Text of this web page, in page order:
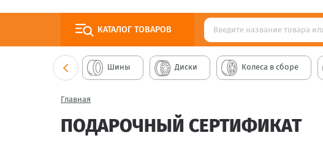
КАТАЛОГ ТОВАРОВ
Шины Диски Колеса в сборе
Главная
ПОДАРОЧНЫЙ СЕРТИФИКАТ